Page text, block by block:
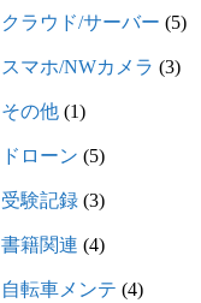
クラウド/サーバー (5)
スマホ/NWカメラ (3)
その他 (1)
ドローン (5)
受験記録 (3)
書籍関連 (4)
自転車メンテ (4)